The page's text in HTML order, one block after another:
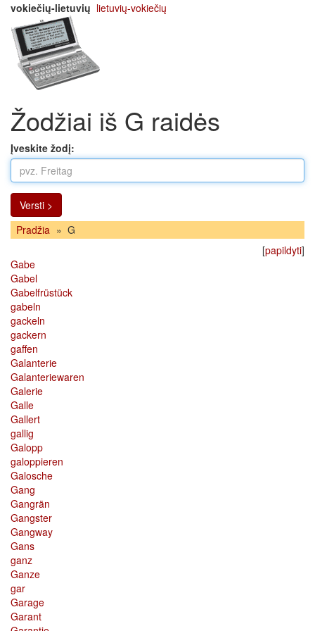
vokiečių-lietuvių lietuvių-vokiečių
Žodžiai iš G raidės
Įveskite žodį:
Versti >
Pradžia » G
[papildyti]
Gabe
Gabel
Gabelfrüstück
gabeln
gackeln
gackern
gaffen
Galanterie
Galanteriewaren
Galerie
Galle
Gallert
gallig
Galopp
galoppieren
Galosche
Gang
Gangrän
Gangster
Gangway
Gans
ganz
Ganze
gar
Garage
Garant